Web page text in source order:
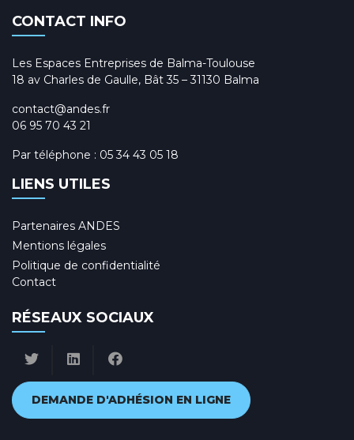
CONTACT INFO
Les Espaces Entreprises de Balma-Toulouse
18 av Charles de Gaulle, Bât 35 – 31130 Balma
contact@andes.fr
06 95 70 43 21
Par téléphone : 05 34 43 05 18
LIENS UTILES
Partenaires ANDES
Mentions légales
Politique de confidentialité
Contact
RÉSEAUX SOCIAUX
DEMANDE D'ADHÉSION EN LIGNE